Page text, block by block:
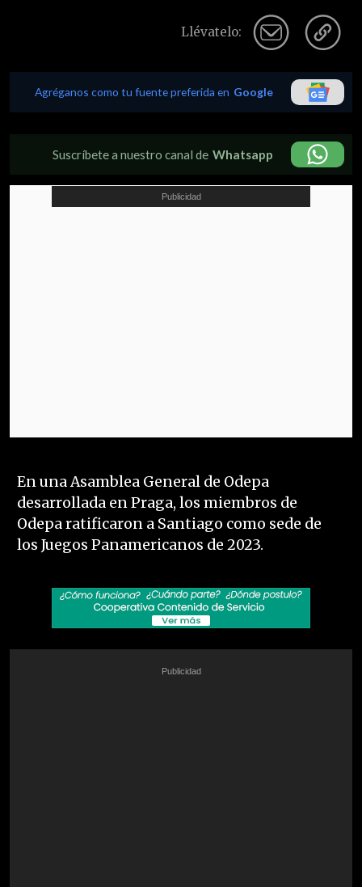
Llévatelo:
Agréganos como tu fuente preferida en Google
Suscríbete a nuestro canal de Whatsapp
En una Asamblea General de Odepa
desarrollada en Praga, los miembros de
Odepa ratificaron a Santiago como sede de
los Juegos Panamericanos de 2023.